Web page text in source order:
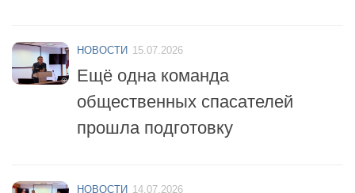
НОВОСТИ 15.07.2026
Ещё одна команда
общественных спасателей
прошла подготовку
НОВОСТИ 14.07.2026